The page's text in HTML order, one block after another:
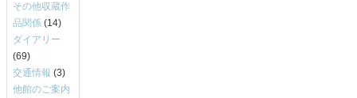
その他収蔵作
品関係 (14)
ダイアリー
(69)
交通情報 (3)
他館のご案内